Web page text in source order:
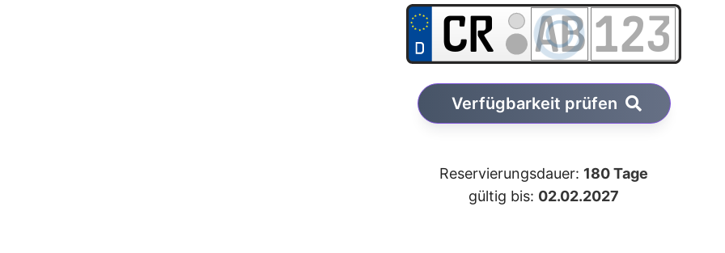
Verfügbarkeit prüfen
Reservierungsdauer: 180 Tage
gültig bis: 02.02.2027